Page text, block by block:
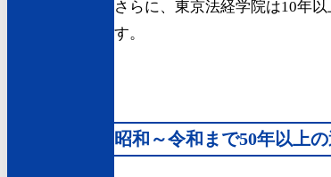
さらに、東京法経学院は10年
す。
昭和～令和まで50年以上